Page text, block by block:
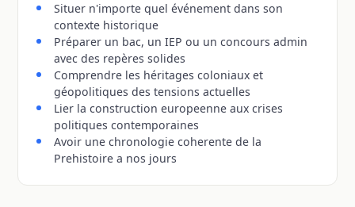
Situer n'importe quel événement dans son
contexte historique
Préparer un bac, un IEP ou un concours admin
avec des repères solides
Comprendre les héritages coloniaux et
géopolitiques des tensions actuelles
Lier la construction europeenne aux crises
politiques contemporaines
Avoir une chronologie coherente de la
Prehistoire a nos jours